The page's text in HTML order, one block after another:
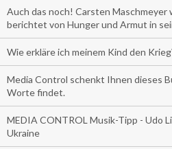
Auch das noch! Carsten
berichtet von Hunger und Armut in
Wie erkläre ich meinem Kind den
Media Control schenkt Ihnen dieses
Worte findet.
MEDIA CONTROL Musik-Tipp - Udo
Ukraine